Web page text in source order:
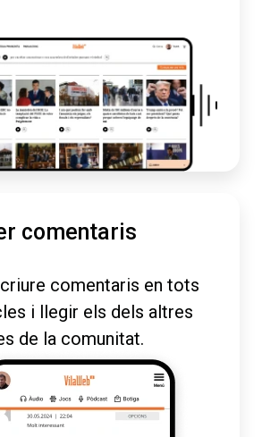
comentaris
comentaris en tots
i llegir els dels altres
de la comunitat.